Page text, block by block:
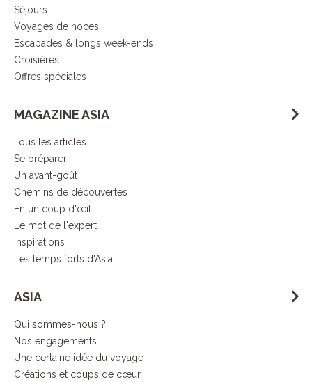
Séjours
Voyages de noces
Escapades & longs week-ends
Croisières
Offres spéciales
MAGAZINE ASIA
Tous les articles
Se préparer
Un avant-goût
Chemins de découvertes
En un coup d'œil
Le mot de l'expert
Inspirations
Les temps forts d'Asia
ASIA
Qui sommes-nous ?
Nos engagements
Une certaine idée du voyage
Créations et coups de cœur